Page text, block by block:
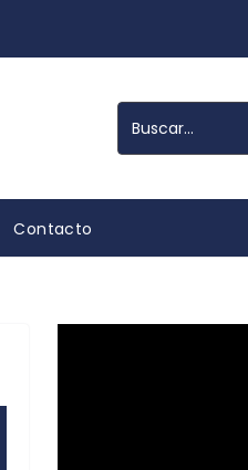
Contacto